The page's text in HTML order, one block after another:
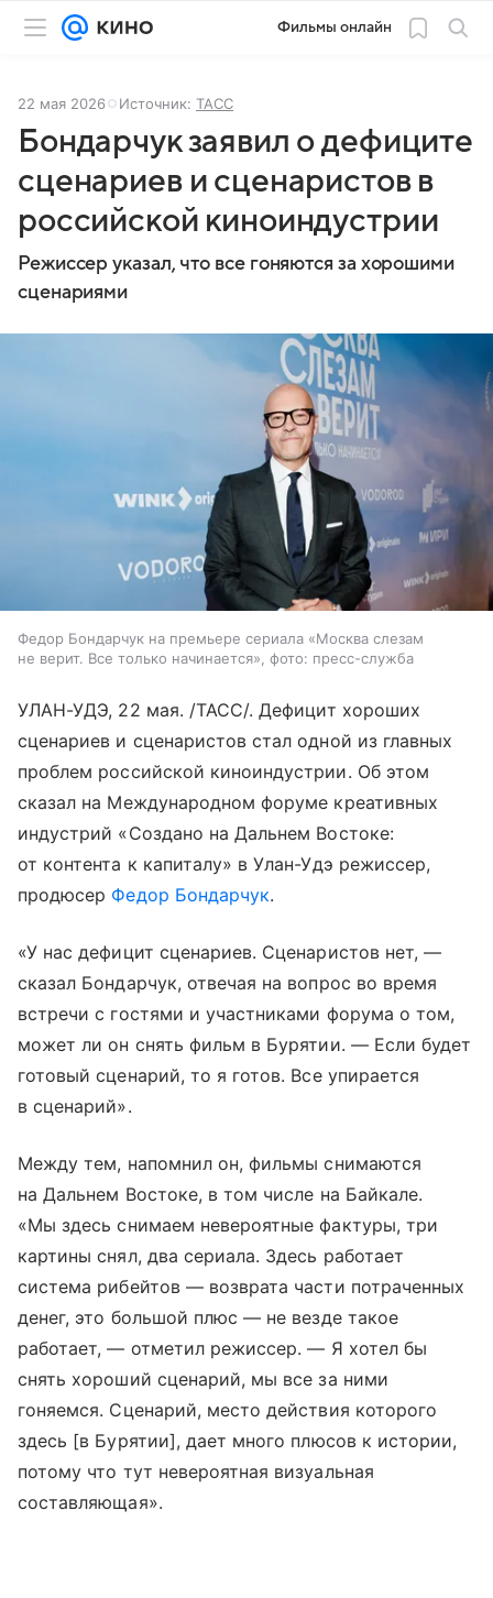
Фильмы онлайн
22 мая 2026 Источник: ТАСС
Бондарчук заявил о дефиците
сценариев и сценаристов в
российской киноиндустрии
Режиссер указал, что все гоняются за хорошими
сценариями
Федор Бондарчук на премьере сериала «Москва слезам
не верит. Все только начинается», фото: пресс-служба
УЛАН-УДЭ, 22 мая. /ТАСС/. Дефицит хороших
сценариев и сценаристов стал одной из главных
проблем российской киноиндустрии. Об этом
сказал на Международном форуме креативных
индустрий «Создано на Дальнем Востоке:
от контента к капиталу» в Улан-Удэ режиссер,
продюсер Федор Бондарчук.
«У нас дефицит сценариев. Сценаристов нет, —
сказал Бондарчук, отвечая на вопрос во время
встречи с гостями и участниками форума о том,
может ли он снять фильм в Бурятии. — Если будет
готовый сценарий, то я готов. Все упирается
в сценарий».
Между тем, напомнил он, фильмы снимаются
на Дальнем Востоке, в том числе на Байкале.
«Мы здесь снимаем невероятные фактуры, три
картины снял, два сериала. Здесь работает
система рибейтов — возврата части потраченных
денег, это большой плюс — не везде такое
работает, — отметил режиссер. — Я хотел бы
снять хороший сценарий, мы все за ними
гоняемся. Сценарий, место действия которого
здесь [в Бурятии], дает много плюсов к истории,
потому что тут невероятная визуальная
составляющая».